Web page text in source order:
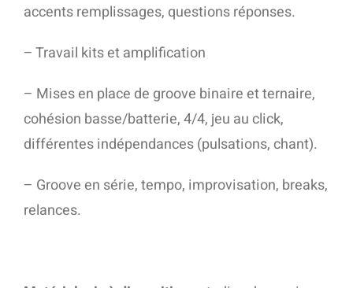
accents remplissages, questions réponses.
– Travail kits et amplification
– Mises en place de groove binaire et ternaire,
cohésion basse/batterie, 4/4, jeu au click,
différentes indépendances (pulsations, chant).
– Groove en série, tempo, improvisation, breaks,
relances.